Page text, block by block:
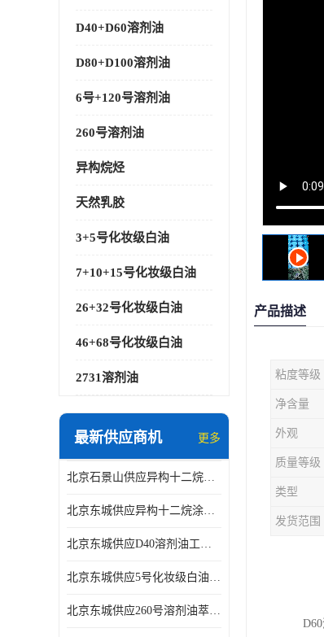
D40+D60溶剂油
D80+D100溶剂油
6号+120号溶剂油
260号溶剂油
异构烷烃
天然乳胶
3+5号化妆级白油
7+10+15号化妆级白油
26+32号化妆级白油
46+68号化妆级白油
2731溶剂油
最新供应商机 更多
北京石景山供应异构十二烷香精助剂
北京东城供应异构十二烷涂料胶粘油墨稀释剂
北京东城供应D40溶剂油工业金属清洗
北京东城供应5号化妆级白油钻井液润滑剂
北京东城供应260号溶剂油萃取溶剂油金属萃取剂
产品描述
粘度等级
净含量
外观
质量等级
类型
发货范围